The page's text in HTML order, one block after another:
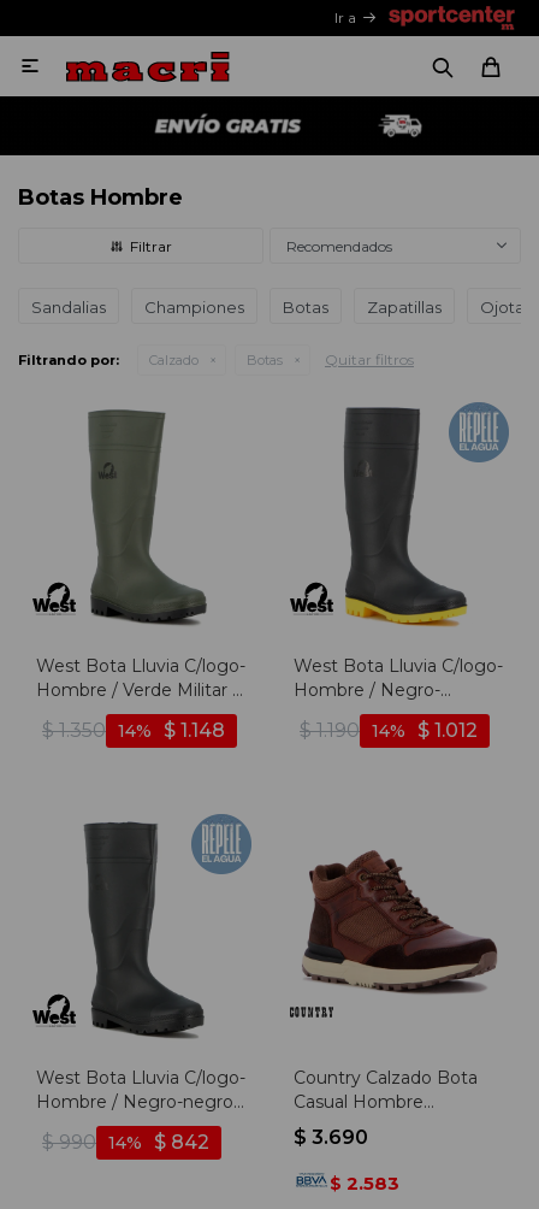
Ir a

Botas Hombre
Recomendados
Sandalias Championes Botas Zapatillas Ojotas
Filtrando por: Calzado Botas Quitar filtros
West Bota Lluvia C/logo-
Hombre / Verde Militar -
Verde Militar
$ 1.350 $ 1.148
14
West Bota Lluvia C/logo-
Hombre / Negro-
Amarillo - Negro-amarillo
$ 1.190 $ 1.012
14
West Bota Lluvia C/logo-
Hombre / Negro-negro -
Negro-negro
$ 990 $ 842
14
Country Calzado Bota
Casual Hombre
Acordonada - Cafe-
Negro - Cafe-negro
$ 3.690
$ 2.583